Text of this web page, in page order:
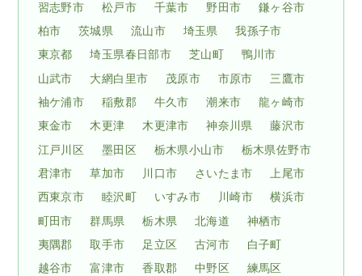
習志野市
松戸市 千葉市 野田市
鎌ヶ谷市
柏市
茨城県 流山市 埼玉県
我孫子市
東京都
埼玉県春日部市 芝山町
鴨川市
山武市
大網白里市 茂原市 市原市
三鷹市
袖ケ浦市
稲敷郡 牛久市 潮来市
龍ヶ崎市
東金市
木更津 木更津市 神奈川県
藤沢市
江戸川区
墨田区 栃木県小山市
栃木県佐野市
君津市
草加市 川口市 さいたま市
上尾市
西東京市
睦沢町 いすみ市 川崎市
横浜市
町田市
群馬県 栃木県 北海道
神栖市
夷隅郡
取手市 足立区 古河市
白子町
越谷市
富津市 香取郡 中野区
練馬区